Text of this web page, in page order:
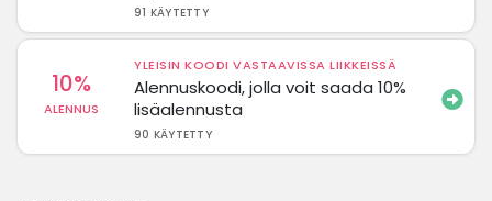
91 KÄYTETTY
10%
ALENNUS
YLEISIN KOODI VASTAAVISSA LIIKKEISSÄ
Alennuskoodi, jolla voit saada 10%
lisäalennusta
90 KÄYTETTY